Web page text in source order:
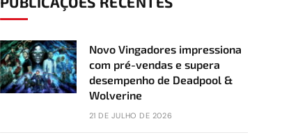
Novo Vingadores impressiona
com pré-vendas e supera
desempenho de Deadpool &
Wolverine
21 DE JULHO DE 2026